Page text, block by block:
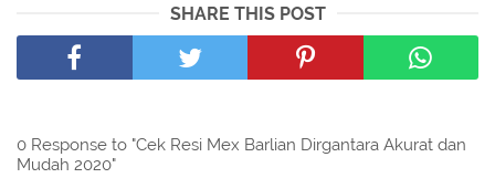
SHARE THIS POST
0 Response to "Cek Resi Mex Barlian Dirgantara Akurat dan
Mudah 2020"